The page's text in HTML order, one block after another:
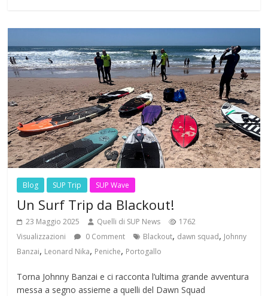
Blog SUP Trip SUP Wave
Un Surf Trip da Blackout!
23 Maggio 2025 Quelli di SUP News
1762
Visualizzazioni
0 Comment Blackout, dawn squad, Johnny
Banzai, Leonard Nika, Peniche, Portogallo
Torna Johnny Banzai e ci racconta l’ultima grande avventura
messa a segno assieme a quelli del Dawn Squad